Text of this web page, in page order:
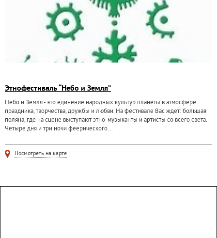
Этнофестиваль “Небо и Земля”
Небо и Земля - это единение народных культур планеты в атмосфере
праздника, творчества, дружбы и любви. На фестивале Вас ждет: большая
поляна, где на сцене выступают этно-музыканты и артисты со всего света.
Четыре дня и три ночи феерического...
Посмотреть на карте